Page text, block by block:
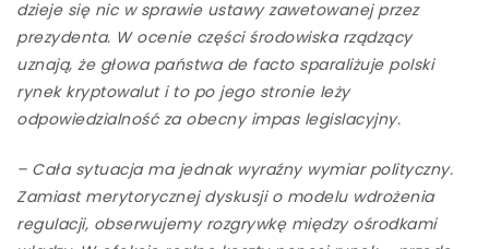
dzieje się nic w sprawie ustawy zawetowanej przez
prezydenta. W ocenie części środowiska rządzący
uznają, że głowa państwa de facto sparaliżuje polski
rynek kryptowalut i to po jego stronie leży
odpowiedzialność za obecny impas legislacyjny.
– Cała sytuacja ma jednak wyraźny wymiar polityczny.
Zamiast merytorycznej dyskusji o modelu wdrożenia
regulacji, obserwujemy rozgrywkę między ośrodkami